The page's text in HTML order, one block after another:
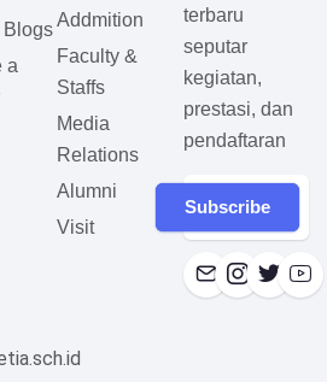
Blogs
a
Addmition
Faculty &
Staffs
Media
Relations
Alumni
Visit
terbaru
seputar
kegiatan,
prestasi, dan
pendaftaran
Subscribe